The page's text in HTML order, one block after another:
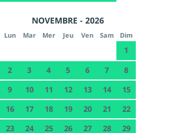
NOVEMBRE - 2026
Lun Mar Mer Jeu Ven Sam Dim
1
2
3 4 5 6 7
8
9
10 11 12 13 14
15
16
17 18 19 20 21
22
23
24 25 26 27 28
29